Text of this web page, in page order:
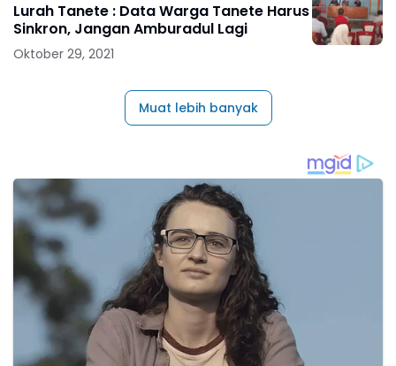
Lurah Tanete : Data Warga Tanete Harus
Sinkron, Jangan Amburadul Lagi
Oktober 29, 2021
Muat lebih banyak